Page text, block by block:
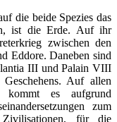
die beide Spezies das
ist die Erde. Auf ihr
zwischen den
Eddore. Daneben sind
III und Palain VIII
Auf allen
kommt es aufgrund
zum
für die